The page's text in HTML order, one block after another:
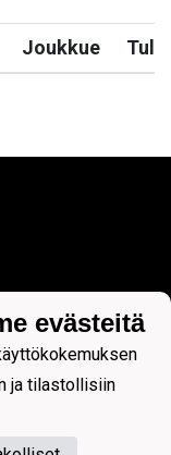
Joukkue
evästeitä
ja tilastollisiin